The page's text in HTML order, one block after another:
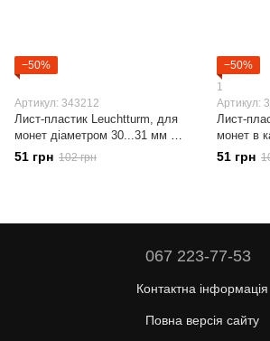
−50%
Артикул: 343212
Лист-пластик Leuchtturm, для
монет діаметром 30...31 мм у
капсулах
51 грн 102 грн
−50%
1
Артикул:
Лист-
монет в
320310
51 грн
067 223-77-53
Контактна інформація
Повна версія сайту